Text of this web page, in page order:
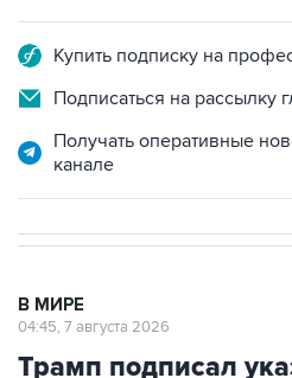
Купить подписку на
Подписаться на рассылку
Получать оперативные
канале
В МИРЕ
04:45, 7 августа 2026
Трамп подписал